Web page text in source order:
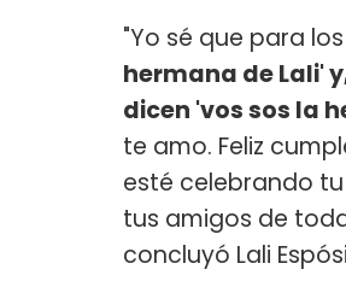
"Yo sé que para
hermana de Lali'
dicen 'vos sos la
te amo. Feliz
esté celebrando
tus amigos de
concluyó Lali